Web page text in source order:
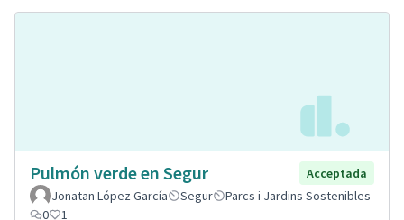
Pulmón verde en Segur
Acceptada
Jonatan López García
Segur
Parcs i Jardins Sostenibles
0
1